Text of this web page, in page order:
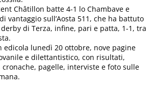
Châtillon batte 4-1 lo Chambave e
vantaggio sull’Aosta 511, che ha battuto
di Terza, infine, pari e patta, 1-1, tra
edicola lunedì 20 ottobre, nove pagine
e dilettantistico, con risultati,
pagelle, interviste e foto sulle